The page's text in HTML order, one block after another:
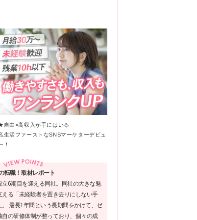
自由×高収入が手にはいる
生活ファーストなSNSマーケターデビュ
！
転職！取材レポート
6期目を迎える同社。同社の大きな魅
る「未経験者を置き去りにしない手
最長1年間という長期間をかけて、ゼ
自の研修体制が整っており、個々の成